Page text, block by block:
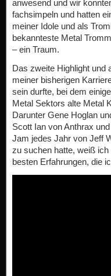
anwesend und wir
fachsimpeln und hatten
meiner Idole und als
bekannteste Metal
– ein Traum.
Das zweite Highlight und
meiner bisherigen
sein durfte, bei dem
Metal Sektors alte Metal
Darunter Gene Hoglan
Scott Ian von Anthrax
Jam jedes Jahr von Jeff
zu suchen hatte, weiß
besten Erfahrungen, die